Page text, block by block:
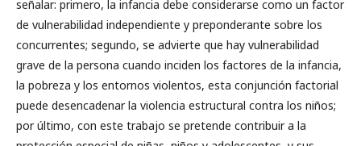
señalar: primero, la infancia debe considerarse como un factor
de vulnerabilidad independiente y preponderante sobre los
concurrentes; segundo, se advierte que hay vulnerabilidad
grave de la persona cuando inciden los factores de la infancia,
la pobreza y los entornos violentos, esta conjunción factorial
puede desencadenar la violencia estructural contra los niños;
por último, con este trabajo se pretende contribuir a la